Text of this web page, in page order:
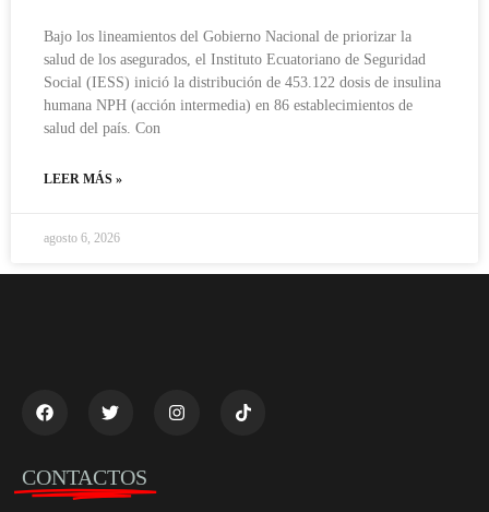
Bajo los lineamientos del Gobierno Nacional de priorizar la
salud de los asegurados, el Instituto Ecuatoriano de Seguridad
Social (IESS) inició la distribución de 453.122 dosis de insulina
humana NPH (acción intermedia) en 86 establecimientos de
salud del país. Con
LEER MÁS »
agosto 6, 2026
CONTACTOS